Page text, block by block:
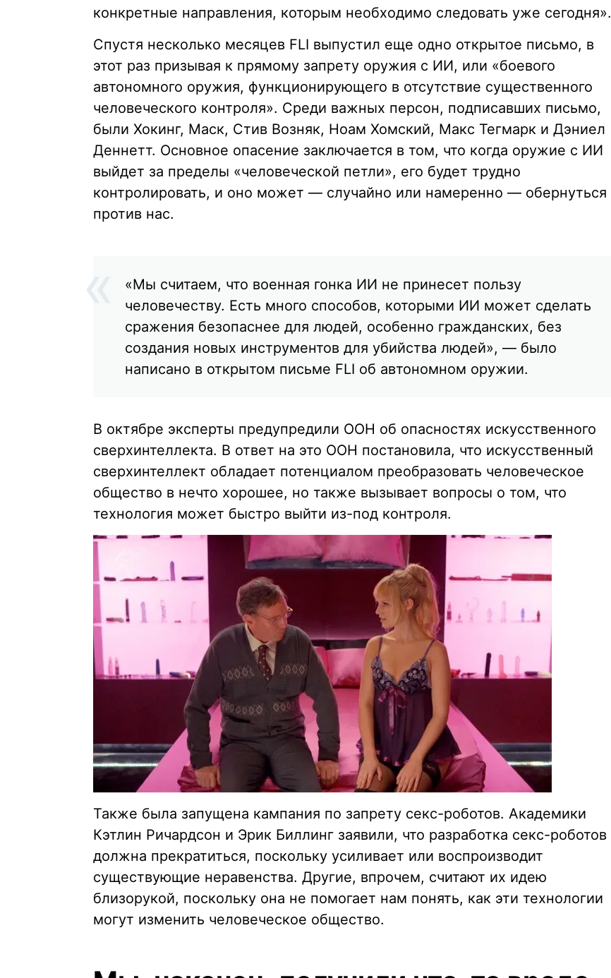
конкретные направления, которым необходимо следовать уже сегодня».
Спустя несколько месяцев FLI выпустил еще одно открытое письмо, в
этот раз призывая к прямому запрету оружия с ИИ, или «боевого
автономного оружия, функционирующего в отсутствие существенного
человеческого контроля». Среди важных персон, подписавших письмо,
были Хокинг, Маск, Стив Возняк, Ноам Хомский, Макс Тегмарк и Дэниел
Деннетт. Основное опасение заключается в том, что когда оружие с ИИ
выйдет за пределы «человеческой петли», его будет трудно
контролировать, и оно может — случайно или намеренно — обернуться
против нас.
«Мы считаем, что военная гонка ИИ не принесет пользу
человечеству. Есть много способов, которыми ИИ может сделать
сражения безопаснее для людей, особенно гражданских, без
создания новых инструментов для убийства людей», — было
написано в открытом письме FLI об автономном оружии.
В октябре эксперты предупредили ООН об опасностях искусственного
сверхинтеллекта. В ответ на это ООН постановила, что искусственный
сверхинтеллект обладает потенциалом преобразовать человеческое
общество в нечто хорошее, но также вызывает вопросы о том, что
технология может быстро выйти из-под контроля.
Также была запущена кампания по запрету секс-роботов. Академики
Кэтлин Ричардсон и Эрик Биллинг заявили, что разработка секс-роботов
должна прекратиться, поскольку усиливает или воспроизводит
существующие неравенства. Другие, впрочем, считают их идею
близорукой, поскольку она не помогает нам понять, как эти технологии
могут изменить человеческое общество.